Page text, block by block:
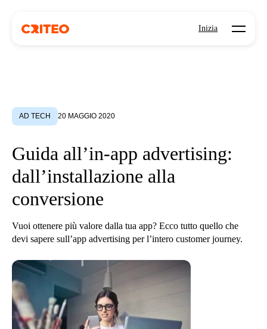
Inizia Open
AD TECH 20 MAGGIO 2020
Guida all’in-app advertising:
dall’installazione alla
conversione
Vuoi ottenere più valore dalla tua app? Ecco tutto quello che
devi sapere sull’app advertising per l’intero customer journey.